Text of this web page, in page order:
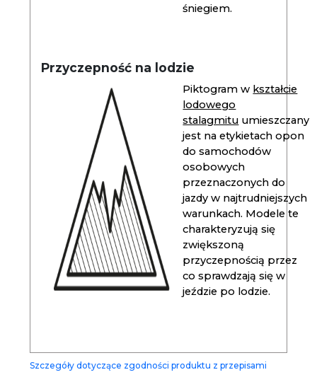
śniegiem.
Przyczepność na lodzie
Piktogram w kształcie
lodowego
stalagmitu umieszczany
jest na etykietach opon
do samochodów
osobowych
przeznaczonych do
jazdy w najtrudniejszych
warunkach. Modele te
charakteryzują się
zwiększoną
przyczepnością przez
co sprawdzają się w
jeździe po lodzie.
Szczegóły dotyczące zgodności produktu z przepisami